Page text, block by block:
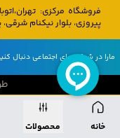
خانه محصولات
فروشگاه مرکزی:
پیروزی، بلوار نیکنام شرقی، پلاک 8، فروشگاه
مارا در شبکه های اجتماعی دنبال